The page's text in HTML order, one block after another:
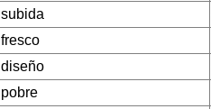
subida
fresco
diseño
pobre